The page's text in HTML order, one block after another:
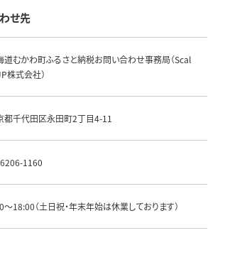
せ先
道むかわ町ふるさと納税お問い合わせ事務局（Scal
株式会社）
都千代田区永田町2丁目4-11
1160
～18:00（土日祝・年末年始は休業しております）